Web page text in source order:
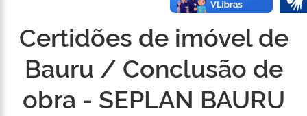
Certidões de imóvel de
Bauru / Conclusão de
obra - SEPLAN BAURU